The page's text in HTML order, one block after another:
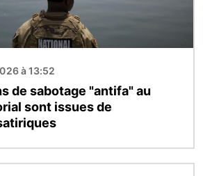
à 13:52
de sabotage "antifa" au
sont issues de